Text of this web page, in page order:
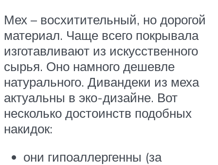
Мех – восхитительный, но дорогой
материал. Чаще всего покрывала
изготавливают из искусственного
сырья. Оно намного дешевле
натурального. Дивандеки из меха
актуальны в эко-дизайне. Вот
несколько достоинств подобных
накидок:
они гипоаллергенны (за